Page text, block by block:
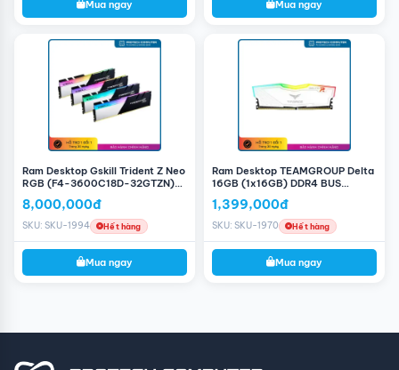
Mua ngay Mua ngay
Ram Desktop Gskill Trident Z Neo
RGB (F4-3600C18D-32GTZN)
8,000,000đ
SKU: SKU-1994 Hết hàng
Mua ngay
Ram Desktop TEAMGROUP Delta
16GB (1x16GB) DDR4 BUS
1,399,000đ
SKU: SKU-1970 Hết hàng
Mua ngay